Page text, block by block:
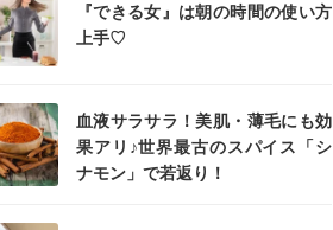
『できる女』は朝の時間の使い方
上手♡
血液サラサラ！美肌・薄毛にも効
果アリ♪世界最古のスパイス「シ
ナモン」で若返り！